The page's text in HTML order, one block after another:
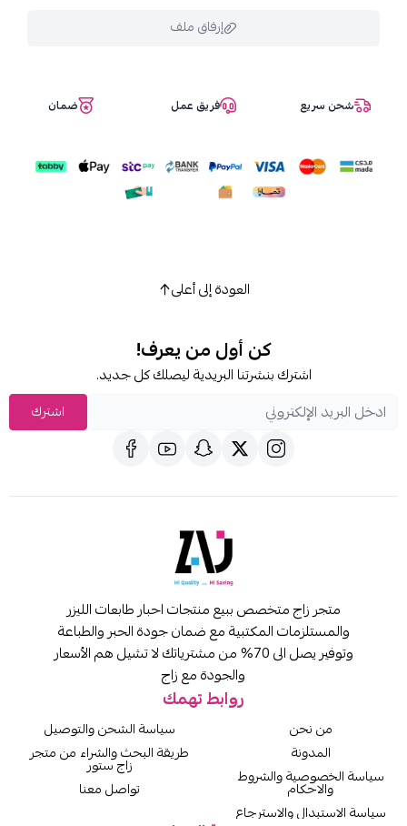
إرفاق ملف
اسحب و افلت الملف هنا
شحن سريع فريق عمل ضمان
العودة إلى أعلى
كن أول من يعرف!
اشترك بنشرتنا البريدية ليصلك كل جديد.
اشترك
متجر زاج متخصص ببيع منتجات احبار طابعات الليزر
والمستلزمات المكتبية مع ضمان جودة الحبر والطباعة
وتوفير يصل الى 70% من مشترياتك لا تشيل هم الأسعار
والجودة مع زاج
روابط تهمك
من نحن
المدونة
سياسة الخصوصية والشروط
والاحكام
سياسة الاستبدال والاسترجاع
سياسة الشحن والتوصيل
طريقة البحث والشراء من متجر
زاج ستور
تواصل معنا